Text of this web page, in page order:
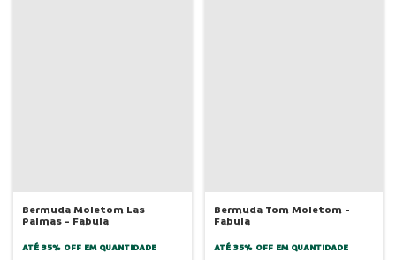
Bermuda Moletom Las
Palmas - Fabula
ATÉ 35% OFF EM QUANTIDADE
Bermuda Tom Moletom -
Fabula
ATÉ 35% OFF EM QUANTIDADE